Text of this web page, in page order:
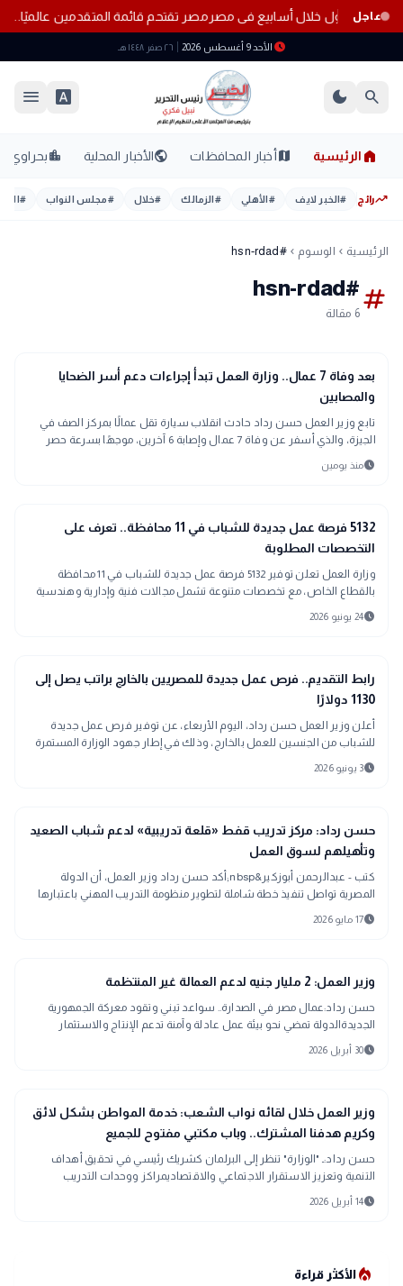
عاجل
المحمول خلال أسابيع فى مصرمصر تقتحم قائمة المتقدمين عالميًا.. 15 مركزًا جديدًا في حوكمة الذكاء الاصطناعي
schedule الأحد 9 أغسطس 2026 ٢٦ صفر ١٤٤٨ هـ
search
dark_mode
font_download
menu
home الرئيسية mapأخبار المحافظات publicالأخبار المحلية location_cityبحراوي
trending_upرائج #الخبر لايف #الأهلي #الزمالك #خلال #مجلس النواب #
الرئيسية chevron_left الوسوم chevron_left
#hsn-rdad
tag
#hsn-rdad
6 مقالة
gavel
حوادث ومحاكمبعد وفاة 7 عمال.. وزارة العمل تبدأ إجراءات دعم أسر الضحايا
والمصابين
تابع وزير العمل حسن رداد حادث انقلاب سيارة تقل عمالًا بمركز الصف في
الجيزة، والذي أسفر عن وفاة 7 عمال وإصابة 6 آخرين، موجهًا بسرعة حصر
بيانات الضحايا والمصابين لاتخاذ إجراءات الدعم والرعاية الاجتماعية.
scheduleمنذ يومين
public
الأخبار المحلية
5132 فرصة عمل جديدة للشباب في 11 محافظة.. تعرف على
التخصصات المطلوبة
وزارة العمل تعلن توفير 5132 فرصة عمل جديدة للشباب في 11 محافظة
بالقطاع الخاص، مع تخصصات متنوعة تشمل مجالات فنية وإدارية وهندسية
وفرص لذوي الهمم.
schedule24 يونيو 2026
public
الأخبار المحلية
رابط التقديم.. فرص عمل جديدة للمصريين بالخارج براتب يصل إلى
1130 دولارًا
أعلن وزير العمل حسن رداد، اليوم الأربعاء، عن توفير فرص عمل جديدة
للشباب من الجنسين للعمل بالخارج، وذلك في إطار جهود الوزارة المستمرة
لتوفير فرص عمل لا
schedule3 يونيو 2026
public
الأخبار المحلية
حسن رداد: مركز تدريب قفط «قلعة تدريبية» لدعم شباب الصعيد
وتأهيلهم لسوق العمل
كتب - عبدالرحمن أبوزكير&nbsp;أكد حسن رداد وزير العمل، أن الدولة
المصرية تواصل تنفيذ خطة شاملة لتطوير منظومة التدريب المهني باعتبارها
إحدى الركائز الأس
schedule17 مايو 2026
public
الأخبار المحلية
وزير العمل: 2 مليار جنيه لدعم العمالة غير المنتظمة
حسن رداد:عمال مصر في الصدارة.. سواعد تبني وتقود معركة الجمهورية
الجديدةالدولة تمضي نحو بيئة عمل عادلة وآمنة تدعم الإنتاج والاستثمار
والأمان الوظيفيذكر
schedule30 أبريل 2026
account_balance
برلمان ونواب
وزير العمل خلال لقائه نواب الشعب: خدمة المواطن بشكل لائق
وكريم هدفنا المشترك.. وباب مكتبي مفتوح للجميع
حسن رداد:ـ "الوزارة" تنظر إلى البرلمان كشريك رئيسي في تحقيق أهداف
التنمية وتعزيز الاستقرار الاجتماعي والاقتصاديمراكز ووحدات التدريب
المهني ونشرات التو
schedule14 أبريل 2026
local_fire_departmentالأكثر قراءة